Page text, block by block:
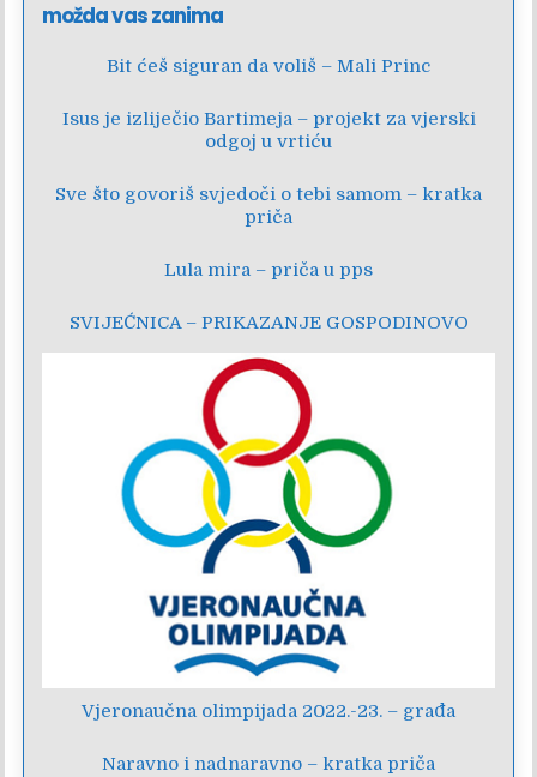
možda vas zanima
Bit ćeš siguran da voliš – Mali Princ
Isus je izliječio Bartimeja – projekt za vjerski
odgoj u vrtiću
Sve što govoriš svjedoči o tebi samom – kratka
priča
Lula mira – priča u pps
SVIJEĆNICA – PRIKAZANJE GOSPODINOVO
Vjeronaučna olimpijada 2022.-23. – građa
Naravno i nadnaravno – kratka priča